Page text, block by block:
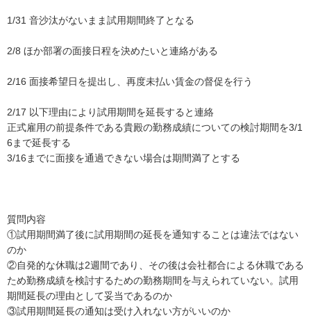
1/31 音沙汰がないまま試用期間終了となる
2/8 ほか部署の面接日程を決めたいと連絡がある
2/16 面接希望日を提出し、再度未払い賃金の督促を行う
2/17 以下理由により試用期間を延長すると連絡
正式雇用の前提条件である貴殿の勤務成績についての検討期間を3/1
6まで延長する
3/16までに面接を通過できない場合は期間満了とする
質問内容
①試用期間満了後に試用期間の延長を通知することは違法ではない
のか
②自発的な休職は2週間であり、その後は会社都合による休職である
ため勤務成績を検討するための勤務期間を与えられていない。試用
期間延長の理由として妥当であるのか
③試用期間延長の通知は受け入れない方がいいのか